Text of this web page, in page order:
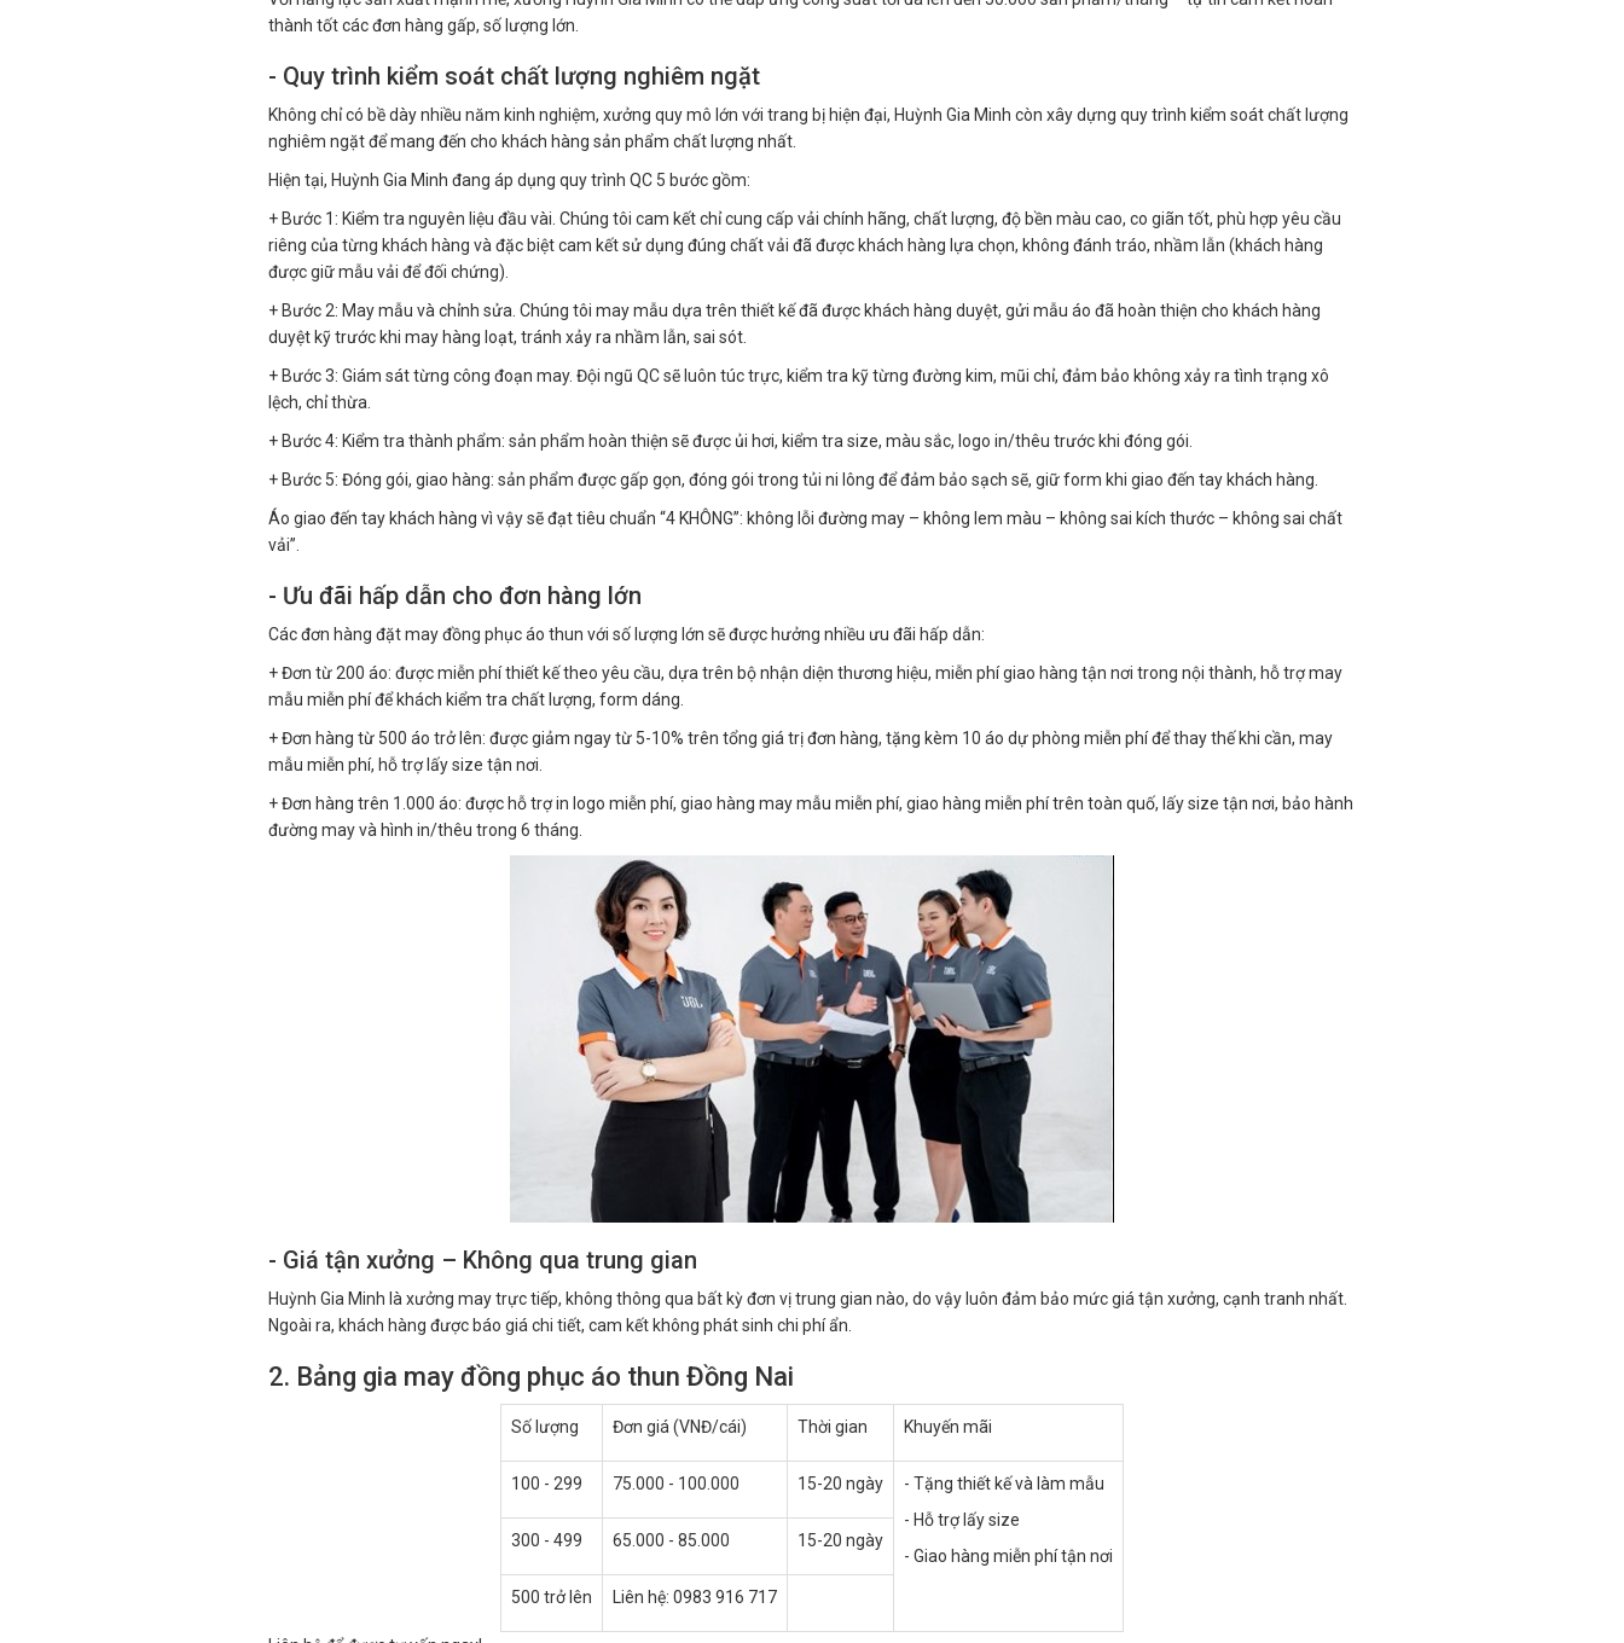
thành tốt các đơn hàng gấp, số lượng lớn.
- Quy trình kiểm soát chất lượng nghiêm ngặt
Không chỉ có bề dày nhiều năm kinh nghiệm, xưởng quy mô lớn với trang bị hiện đại, Huỳnh Gia Minh còn xây dựng quy trình kiểm soát chất lượng
nghiêm ngặt để mang đến cho khách hàng sản phẩm chất lượng nhất.
Hiện tại, Huỳnh Gia Minh đang áp dụng quy trình QC 5 bước gồm:
+ Bước 1: Kiểm tra nguyên liệu đầu vài. Chúng tôi cam kết chỉ cung cấp vải chính hãng, chất lượng, độ bền màu cao, co giãn tốt, phù hợp yêu cầu
riêng của từng khách hàng và đặc biệt cam kết sử dụng đúng chất vải đã được khách hàng lựa chọn, không đánh tráo, nhầm lẫn (khách hàng
được giữ mẫu vải để đối chứng).
+ Bước 2: May mẫu và chỉnh sửa. Chúng tôi may mẫu dựa trên thiết kế đã được khách hàng duyệt, gửi mẫu áo đã hoàn thiện cho khách hàng
duyệt kỹ trước khi may hàng loạt, tránh xảy ra nhầm lẫn, sai sót.
+ Bước 3: Giám sát từng công đoạn may. Đội ngũ QC sẽ luôn túc trực, kiểm tra kỹ từng đường kim, mũi chỉ, đảm bảo không xảy ra tình trạng xô
lệch, chỉ thừa.
+ Bước 4: Kiểm tra thành phẩm: sản phẩm hoàn thiện sẽ được ủi hơi, kiểm tra size, màu sắc, logo in/thêu trước khi đóng gói.
+ Bước 5: Đóng gói, giao hàng: sản phẩm được gấp gọn, đóng gói trong tủi ni lông để đảm bảo sạch sẽ, giữ form khi giao đến tay khách hàng.
Áo giao đến tay khách hàng vì vậy sẽ đạt tiêu chuẩn “4 KHÔNG”: không lỗi đường may – không lem màu – không sai kích thước – không sai chất
vải”.
- Ưu đãi hấp dẫn cho đơn hàng lớn
Các đơn hàng đặt may đồng phục áo thun với số lượng lớn sẽ được hưởng nhiều ưu đãi hấp dẫn:
+ Đơn từ 200 áo: được miễn phí thiết kế theo yêu cầu, dựa trên bộ nhận diện thương hiệu, miễn phí giao hàng tận nơi trong nội thành, hỗ trợ may
mẫu miễn phí để khách kiểm tra chất lượng, form dáng.
+ Đơn hàng từ 500 áo trở lên: được giảm ngay từ 5-10% trên tổng giá trị đơn hàng, tặng kèm 10 áo dự phòng miễn phí để thay thế khi cần, may
mẫu miễn phí, hỗ trợ lấy size tận nơi.
+ Đơn hàng trên 1.000 áo: được hỗ trợ in logo miễn phí, giao hàng may mẫu miễn phí, giao hàng miễn phí trên toàn quố, lấy size tận nơi, bảo hành
đường may và hình in/thêu trong 6 tháng.
- Giá tận xưởng – Không qua trung gian
Huỳnh Gia Minh là xưởng may trực tiếp, không thông qua bất kỳ đơn vị trung gian nào, do vậy luôn đảm bảo mức giá tận xưởng, cạnh tranh nhất.
Ngoài ra, khách hàng được báo giá chi tiết, cam kết không phát sinh chi phí ẩn.
2. Bảng gia may đồng phục áo thun Đồng Nai
Số lượng Đơn giá (VNĐ/cái) Thời gian Khuyến mãi
100 - 299 75.000 - 100.000 15-20 ngày
- Tặng thiết kế và làm mẫu
- Hỗ trợ lấy size
- Giao hàng miễn phí tận nơi
300 - 499 65.000 - 85.000 15-20 ngày
500 trở lên Liên hệ: 0983 916 717